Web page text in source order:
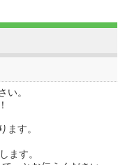
い。
ます。
ます。